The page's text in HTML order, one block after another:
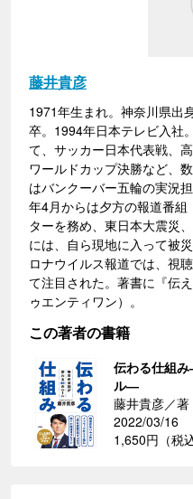
藤井貴彦
1971年生まれ。神奈川県出
卒。1994年日本テレビ入社
て、サッカー日本代表戦、
ワールドカップ決勝など、
はバンクーバー五輪の実況
年4月からは夕方の報道番
ターを務め、東日本大震災
には、自ら現地に入って被
ロナウイルス報道では、視
て注目された。著書に『伝
ゥエンティワン）。
この著者の書籍
伝わる仕組
ル―
藤井貴彦／著
2022/03/16
1,650円（税込